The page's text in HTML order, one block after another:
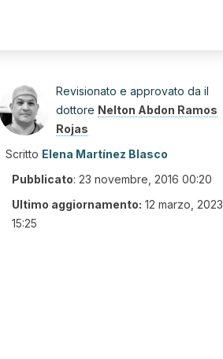
Revisionato e approvato da il
dottore Nelton Abdon Ramos
Rojas
Scritto Elena Martínez Blasco
Pubblicato: 23 novembre, 2016 00:20
Ultimo aggiornamento: 12 marzo, 2023
15:25